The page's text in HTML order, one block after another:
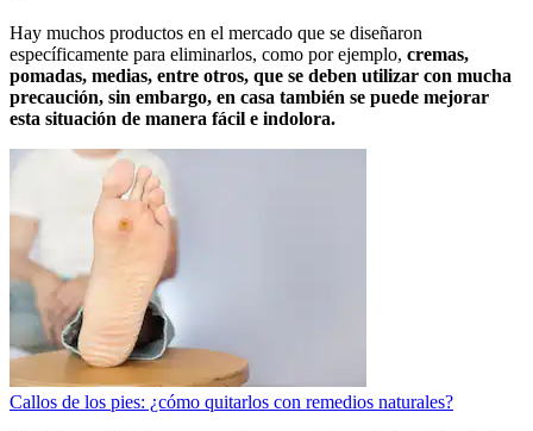
Hay muchos productos en el mercado que se diseñaron
específicamente para eliminarlos, como por ejemplo, cremas,
pomadas, medias, entre otros, que se deben utilizar con mucha
precaución, sin embargo, en casa también se puede mejorar
esta situación de manera fácil e indolora.
Callos de los pies: ¿cómo quitarlos con remedios naturales?